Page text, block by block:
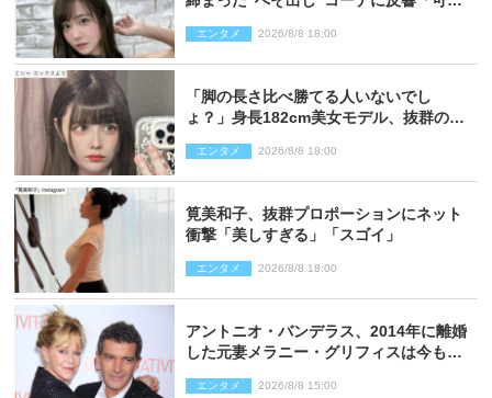
エンタメ 2026/8/8 18:00
「脚の長さ比べ勝てる人いないでし
ょ？」身長182cm美女モデル、抜群のプ
エンタメ 2026/8/8 18:00
筧美和子、抜群プロポーションにネット
衝撃「美しすぎる」「スゴイ」
エンタメ 2026/8/8 18:00
アントニオ・バンデラス、2014年に離婚
した元妻メラニー・グリフィスは今も
エンタメ 2026/8/8 15:00